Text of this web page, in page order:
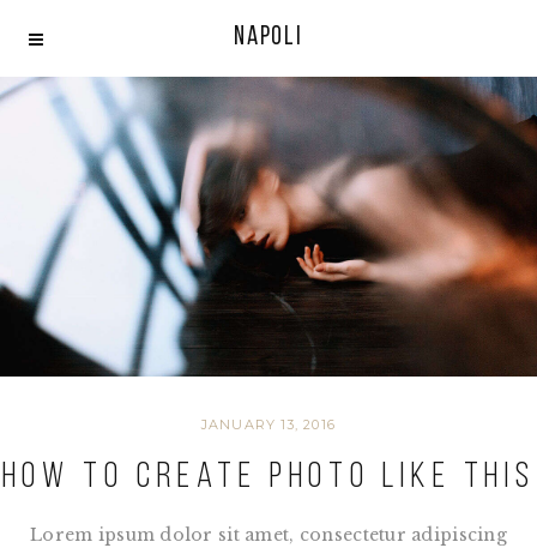
Napoli
JANUARY 13, 2016
How to create photo like this
Lorem ipsum dolor sit amet, consectetur adipiscing